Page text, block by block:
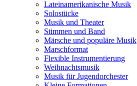
Lateinamerikanische Musik
Solostücke
Musik und Theater
Stimmen und Band
Märsche und populäre Musik
Marschformat
Flexible Instrumentierung
Weihnachtsmusik
Musik für Jugendorchester